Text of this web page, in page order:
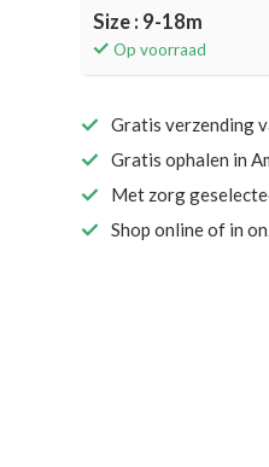
Size : 9-18m
Op voorraad
Gratis verzending
Gratis ophalen in
Met zorg
Shop online of in